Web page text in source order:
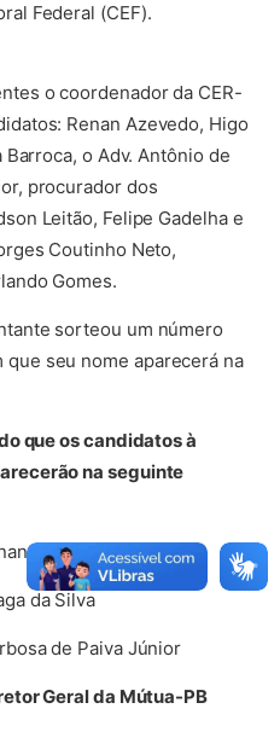
Federal (CEF).
o coordenador da CER-
Renan Azevedo, Higo
o Adv. Antônio de
procurador dos
Leitão, Felipe Gadelha e
Coutinho Neto,
Gomes.
sorteou um número
seu nome aparecerá na
que os candidatos à
na seguinte
Guimarães Azevedo
da Silva
de Paiva Júnior
Geral da Mútua-PB